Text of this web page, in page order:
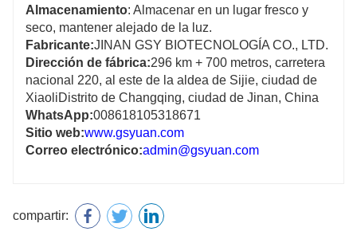
Almacenamiento: Almacenar en un lugar fresco y
seco, mantener alejado de la luz.
Fabricante:JINAN GSY BIOTECNOLOGÍA CO., LTD.
Dirección de fábrica:296 km + 700 metros, carretera
nacional 220, al este de la aldea de Sijie, ciudad de
XiaoliDistrito de Changqing, ciudad de Jinan, China
WhatsApp:008618105318671
Sitio web:www.gsyuan.com
Correo electrónico:admin@gsyuan.com
compartir: